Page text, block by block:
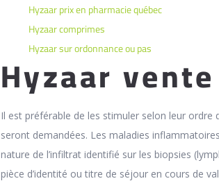
Hyzaar prix en pharmacie québec
Hyzaar comprimes
Hyzaar sur ordonnance ou pas
Hyzaar
Il est préférable de les stimuler selon leur ordre
seront demandées. Les maladies
nature de l’infiltrat identifié sur les biopsies
pièce d’identité ou titre de séjour en cours de